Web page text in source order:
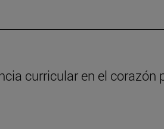
curricular en el corazón